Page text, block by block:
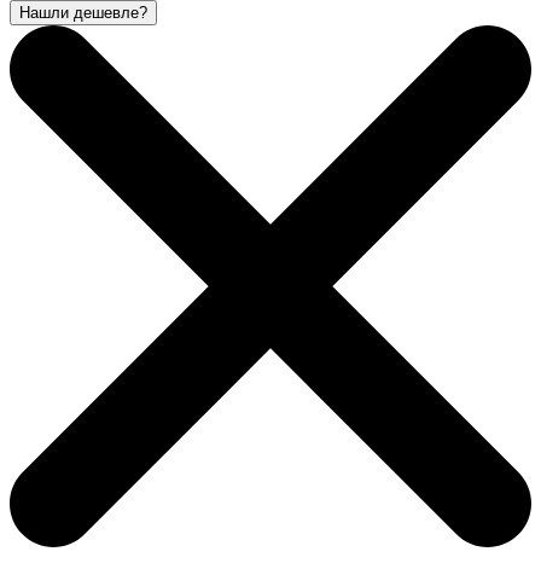
Нашли дешевле?